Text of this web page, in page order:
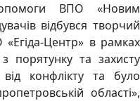
ВПО «Новим
відбувся творчий
«Егіда-Центр» в рамках
порятунку та захисту
конфлікту та було
області»,